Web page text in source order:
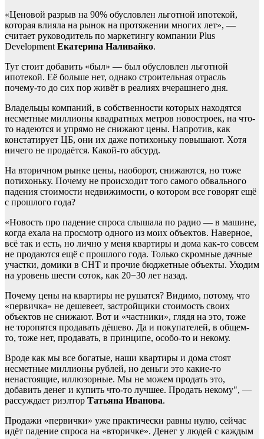
«Ценовой разрыв на 90% обусловлен льготной ипотекой,
которая влияла на рынок на протяжении многих лет», —
считает руководитель по маркетингу компании Plus
Development Екатерина Наливайко.
Тут стоит добавить «был» — был обусловлен льготной
ипотекой. Её больше нет, однако строительная отрасль
почему-то до сих пор живёт в реалиях вчерашнего дня.
Владельцы компаний, в собственности которых находятся
несметные миллионы квадратных метров новостроек, на что-
то надеются и упрямо не снижают цены. Напротив, как
констатирует ЦБ, они их даже потихоньку повышают. Хотя
ничего не продаётся. Какой-то абсурд.
На вторичном рынке цены, наоборот, снижаются, но тоже
потихоньку. Почему не происходит того самого обвального
падения стоимости недвижимости, о котором все говорят ещё
с прошлого года?
«Новость про падение спроса слышала по радио — в машине,
когда ехала на просмотр одного из моих объектов. Наверное,
всё так и есть, но лично у меня квартиры и дома как-то совсем
не продаются ещё с прошлого года. Только скромные дачные
участки, домики в СНТ и прочие бюджетные объекты. Уходим
на уровень шести соток, как 20−30 лет назад.
Почему цены на квартиры не рушатся? Видимо, потому, что
«первичка» не дешевеет, застройщики стоимость своих
объектов не снижают. Вот и «частники», глядя на это, тоже
не торопятся продавать дёшево. Да и покупателей, в общем-
то, тоже нет, продавать, в принципе, особо-то и некому.
Вроде как мы все богатые, наши квартиры и дома стоят
несметные миллионы рублей, но деньги это какие-то
ненастоящие, иллюзорные. Мы не можем продать это,
добавить денег и купить что-то лучшее. Продать некому", —
рассуждает риэлтор Татьяна Иванова.
Продажи «первички» уже практически равны нулю, сейчас
идёт падение спроса на «вторичке». Денег у людей с каждым